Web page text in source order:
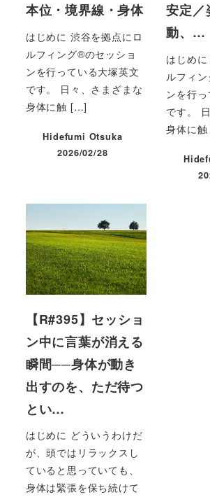
本位・境界線・身体
はじめに 渋谷を拠点にロ
ルフィング®のセッショ
ンを行っている大塚英文
です。 日々、さまざまな
身体に触 […]
Hidefumi Otsuka
投稿日
2026/02/28
安定／
動、…
はじめ
ルフィ
ンを行
です。
身体に
投
【R#395】セッショ
ン中に言葉が消える
瞬間──身体が動き
出すのを、ただ待つ
とい…
はじめに どういうわけだ
が、頭ではリラックスし
ていると思っていても、
身体は緊張を保ち続けて